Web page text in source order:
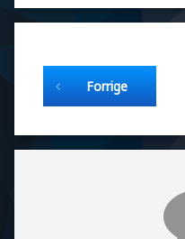
Fortsett å lese
Forrige